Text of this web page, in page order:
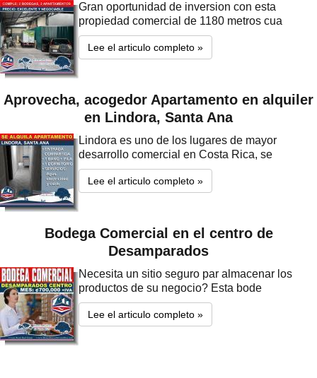
Gran oportunidad de inversion con esta
propiedad comercial de 1180 metros cua
Lee el articulo completo »
Aprovecha, acogedor Apartamento en alquiler
en Lindora, Santa Ana
Lindora es uno de los lugares de mayor
desarrollo comercial en Costa Rica, se
Lee el articulo completo »
Bodega Comercial en el centro de
Desamparados
Necesita un sitio seguro par almacenar los
productos de su negocio? Esta bode
Lee el articulo completo »